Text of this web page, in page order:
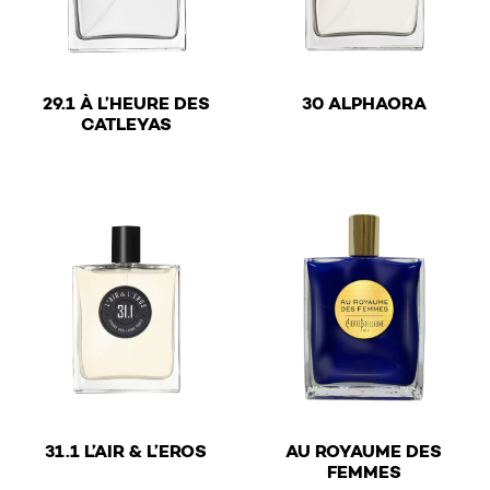
29.1 À L’HEURE DES
CATLEYAS
€ 30 ALPHAORA
31.1 L’AIR & L’EROS
AU ROYAUME DES
FEMMES
€